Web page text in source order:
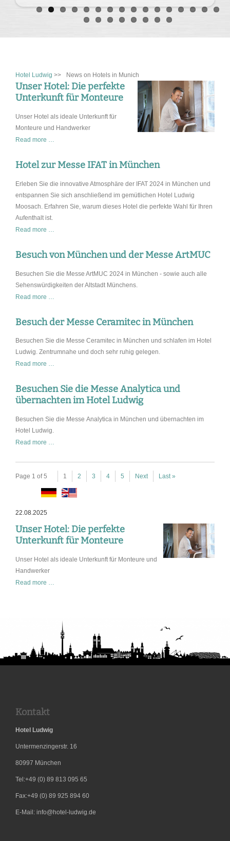
Hotel Ludwig >> News on Hotels in Munich
Unser Hotel: Die perfekte
Unterkunft für Monteure
Unser Hotel als ideale Unterkunft für
Monteure und Handwerker
Read more …
Die
Unterkunft
für
Monteure
Hotel zur Messe IFAT in München
Erleben Sie die innovative Atmosphäre der IFAT 2024 in München und
entspannen Sie sich anschließend im gemütlichen Hotel Ludwig
Moosach. Erfahren Sie, warum dieses Hotel die perfekte Wahl für Ihren
Aufenthalt ist.
Read more …
Messe
in
München
Besuch von München und der Messe ArtMUC
Besuchen Sie die Messe ArtMUC 2024 in München - sowie auch alle
Sehenswürdigkeiten der Altstadt Münchens.
Read more …
München
der
Messe
Besuch der Messe Ceramitec in München
Besuchen Sie die Messe Ceramitec in München und schlafen im Hotel
Ludwig. Zentrumnahe und doch sehr ruhig gelegen.
Read more …
Messe
Ceramitec
München
Besuchen Sie die Messe Analytica und
übernachten im Hotel Ludwig
Besuchen Sie die Messe Analytica in München und übernachten im
Hotel Ludwig.
Read more …
die
Messe
Analytica
und
Hotel
Ludwig
Page 1 of 5 1 2 3 4 5 Next Last »
22.08.2025
Unser Hotel: Die perfekte
Unterkunft für Monteure
Unser Hotel als ideale Unterkunft für Monteure und
Handwerker
Read more …
Unterkunft
für
Monteure
Kontakt
Hotel Ludwig
Untermenzingerstr. 16
80997 München
Tel:+49 (0) 89 813 095 65
Fax:+49 (0) 89 925 894 60
E-Mail: info@hotel-ludwig.de